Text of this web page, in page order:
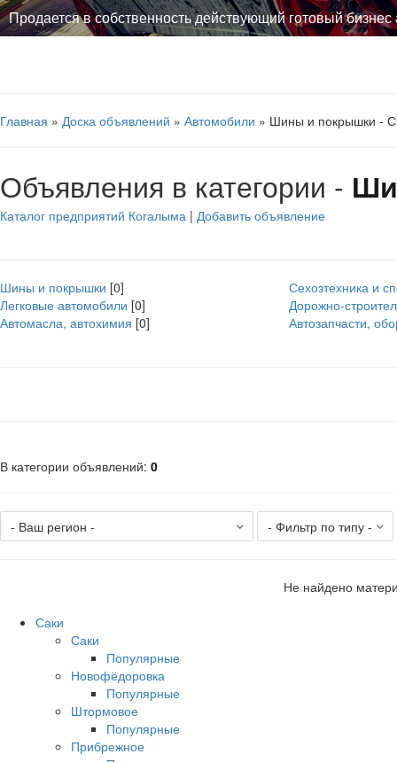
Продается в собственность действующий готовый бизнес
Главная » Доска объявлений » Автомобили » Шины и покрышки -
Объявления в категории -
Каталог предприятий Когалыма | Добавить объявление
Шины и покрышки [0]
Сехозтехника и
Легковые автомобили [0]
Дорожно-
Автомасла, автохимия [0] Автозапчасти,
В категории объявлений: 0
Не найдено
Саки
Саки
Популярные
Новофёдоровка
Популярные
Штормовое
Популярные
Прибрежное